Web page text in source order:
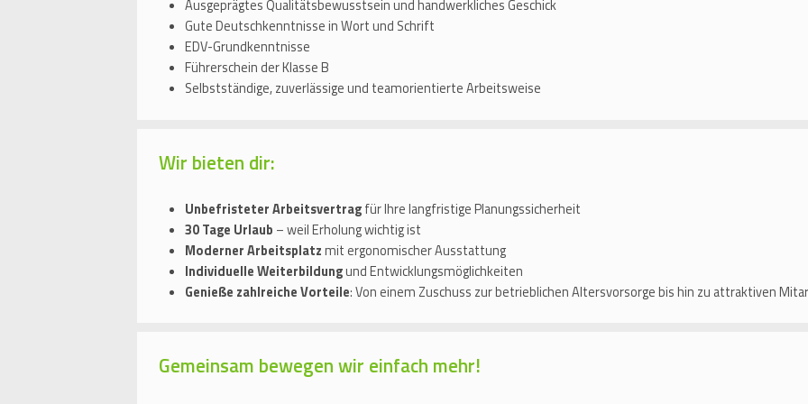
Ausgeprägtes Qualitätsbewusstsein und handwerkliches Geschick
Gute Deutschkenntnisse in Wort und Schrift
EDV-Grundkenntnisse
Führerschein der Klasse B
Selbstständige, zuverlässige und teamorientierte Arbeitsweise
Wir bieten dir:
Unbefristeter Arbeitsvertragfür Ihre langfristige Planungssicherheit
30 Tage Urlaub – weil Erholung wichtig ist
Moderner Arbeitsplatzmit ergonomischer Ausstattung
Individuelle Weiterbildungund Entwicklungsmöglichkeiten
Genieße zahlreiche Vorteile: Von einem Zuschuss zur betrieblichen Altersvorsorge bis hin zu attraktiven
Gemeinsam bewegen wir einfach mehr!